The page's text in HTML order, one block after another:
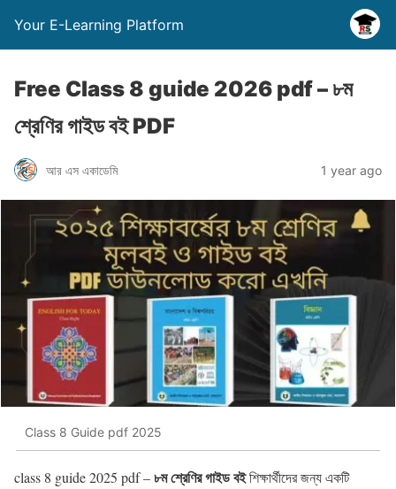
Your E-Learning Platform
Free Class 8 guide 2026 pdf – ৮ম
শ্রেণির গাইড বই PDF
আর এস একাডেমি 1 year ago
Class 8 Guide pdf 2025
class 8 guide 2025 pdf –৮ম শ্রেণির গাইড বইশিক্ষার্থীদের জন্য একটি